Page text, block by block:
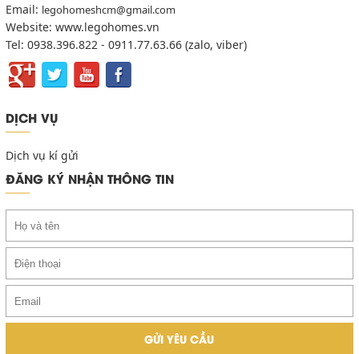
Email: legohomeshcm@gmail.com
Website: www.legohomes.vn
Tel: 0938.396.822 - 0911.77.63.66 (zalo, viber)
DỊCH VỤ
Dịch vụ kí gửi
ĐĂNG KÝ NHẬN THÔNG TIN